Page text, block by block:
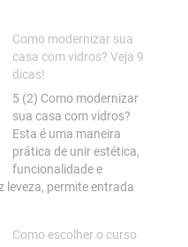
Como modernizar sua
casa com vidros? Veja 9
dicas!
5 (2) Como modernizar
sua casa com vidros?
Esta é uma maneira
prática de unir estética,
funcionalidade e
leveza, permite entrada
Como escolher o curso